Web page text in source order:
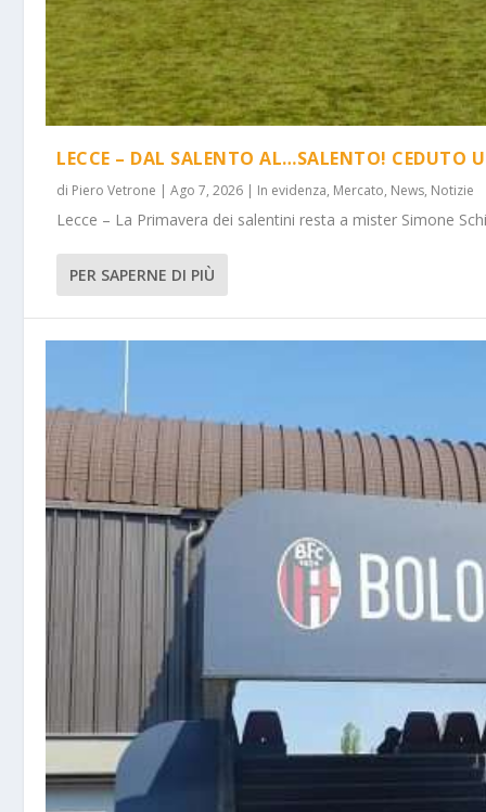
LECCE – DAL SALENTO AL…SALENTO! CEDUTO
di Piero Vetrone |Ago 7, 2026 | In evidenza, Mercato, News, Notizie
Lecce – La Primavera dei salentini resta a mister Simone
PER SAPERNE DI PIÙ